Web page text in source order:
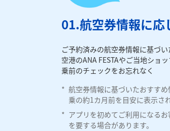
01.航空券情報に応
ご予約済みの航空券情報に基づ
空港のANA FESTAやご当地ショ
乗前のチェックをお忘れなく
* 航空券情報に基づいたおすす
乗の約1カ月前を目安に表示され
* アプリを初めてご利用になる
を要する場合があります。